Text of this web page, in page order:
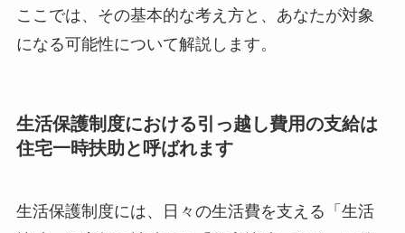
ここでは、その基本的な考え方と、あなたが対象
になる可能性について解説します。
生活保護制度における引っ越し費用の支給は
住宅一時扶助と呼ばれます
生活保護制度には、日々の生活費を支える「生活